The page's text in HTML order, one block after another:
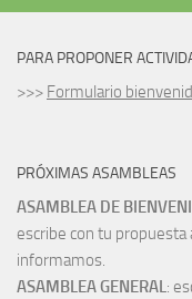
PARA PROPONER
>>> Formulario
PRÓXIMAS ASAMBLEAS
ASAMBLEA DE
escribe con tu
informamos.
ASAMBLEA GENERAL: